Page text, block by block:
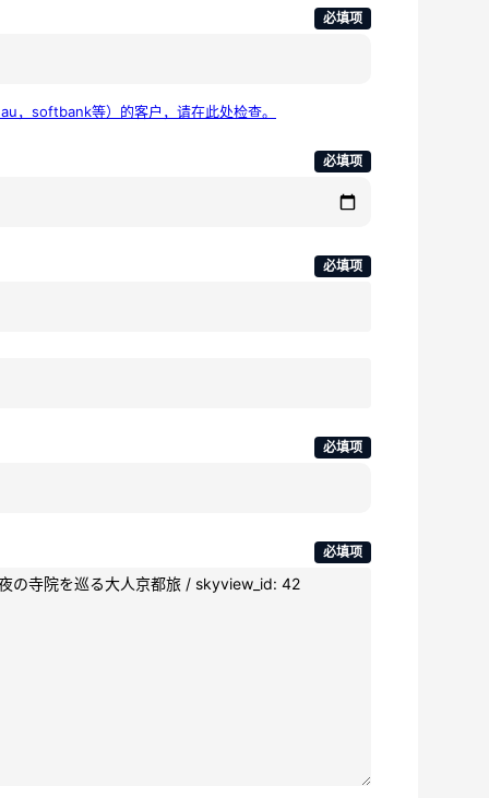
必填项
，softbank等）的客户，请在此处检查。
必填项
必填项
必填项
必填项